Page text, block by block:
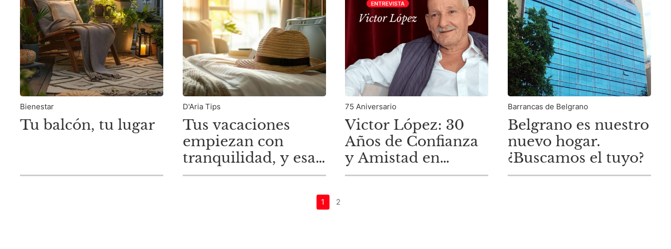
Bienestar
Tu balcón, tu lugar
D'Aria Tips
Tus vacaciones
empiezan con
tranquilidad, y esa
tranquilidad
75 Aniversario
Victor López: 30
Años de Confianza
y Amistad en
D'Aria
Barrancas de Belgrano
Belgrano es nuestro
nuevo hogar.
¿Buscamos el tuyo?
1 2